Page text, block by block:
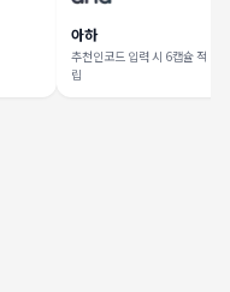
아하
추천인코드 입력 시 6캡슐 적
립